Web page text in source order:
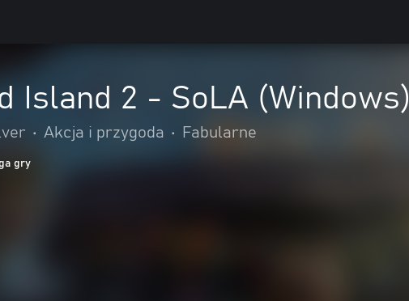
Island 2 - SoLA (Windows)
• Akcja i przygoda • Fabularne
gry